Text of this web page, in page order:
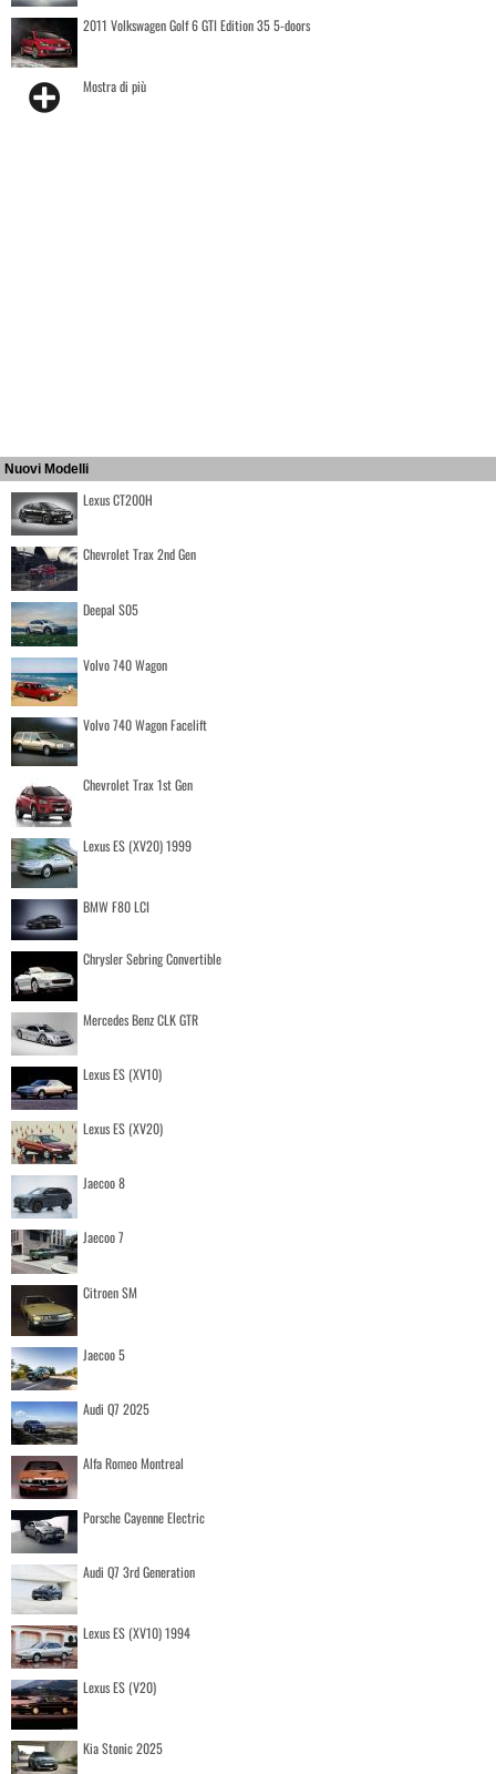
2011 Volkswagen Golf 6 GTI Edition 35 5-doors
Mostra di più
Nuovi Modelli
Lexus CT200H
Chevrolet Trax 2nd Gen
Deepal S05
Volvo 740 Wagon
Volvo 740 Wagon Facelift
Chevrolet Trax 1st Gen
Lexus ES (XV20) 1999
BMW F80 LCI
Chrysler Sebring Convertible
Mercedes Benz CLK GTR
Lexus ES (XV10)
Lexus ES (XV20)
Jaecoo 8
Jaecoo 7
Citroen SM
Jaecoo 5
Audi Q7 2025
Alfa Romeo Montreal
Porsche Cayenne Electric
Audi Q7 3rd Generation
Lexus ES (XV10) 1994
Lexus ES (V20)
Kia Stonic 2025